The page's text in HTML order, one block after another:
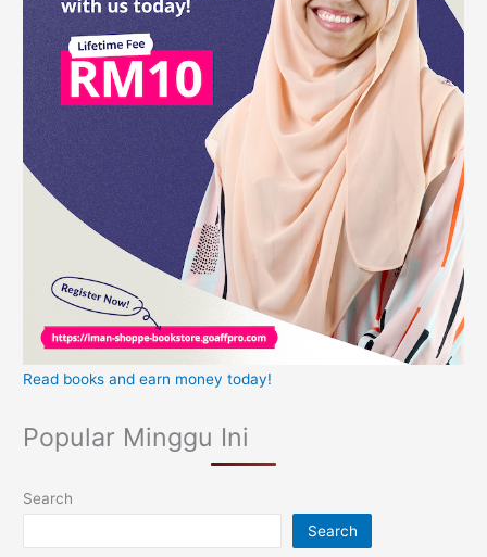
Read books and earn money today!
Popular Minggu Ini
Search
Search